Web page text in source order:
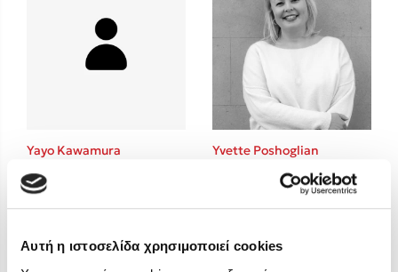
Αυτή η ιστοσελίδα χρησιμοποιεί cookies
Benzamin Bécue
Rebecca Yarros
Ali Hazelwood
Cori Doerrfeld
Pierdomenico Baccalario
Δανάη Ιμπραχήμ
Yayo Kawamura Yvette Poshoglian